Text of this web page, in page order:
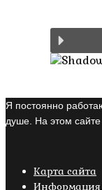
Я постоянно
душе. На этом
Карта сайта
Информация